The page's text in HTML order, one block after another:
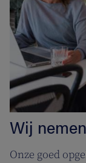
Wij
Onze goed